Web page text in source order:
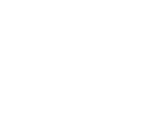
Selber